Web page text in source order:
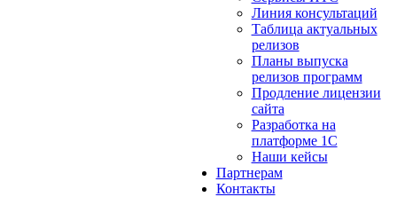
Линия консультаций
Таблица актуальных
релизов
Планы выпуска
релизов программ
Продление лицензии
сайта
Разработка на
платформе 1С
Наши кейсы
Партнерам
Контакты